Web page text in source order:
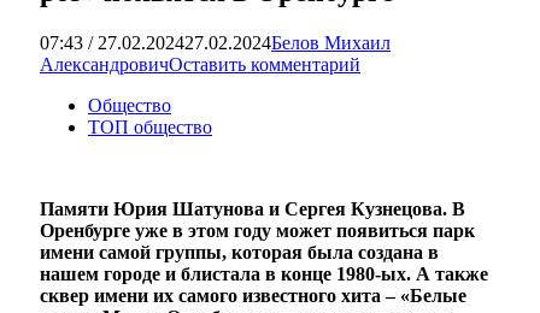
07:43 / 27.02.202427.02.2024Белов Михаил
АлександровичОставить комментарий
Общество
ТОП общество
Памяти Юрия Шатунова и Сергея Кузнецова. В
Оренбурге уже в этом году может появиться парк
имени самой группы, которая была создана в
нашем городе и блистала в конце 1980-ых. А также
сквер имени их самого известного хита – «Белые